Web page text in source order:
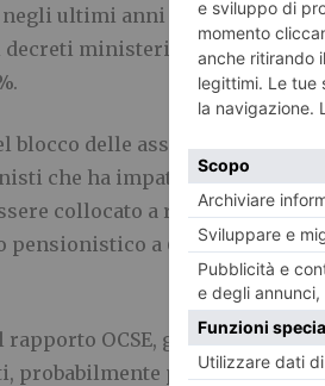
ultimi anni – che ha
decreti ministeriali
blocco delle assunzioni e del
che ha impattato
collocato a riposo,
pensionistico a 65 anni, si
rapporto OCSE, gli infermieri
probabilmente perché sono